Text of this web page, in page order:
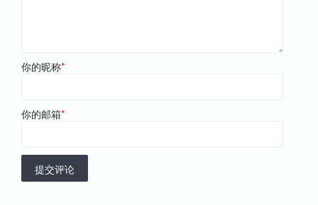
你的昵称*
你的邮箱*
提交评论